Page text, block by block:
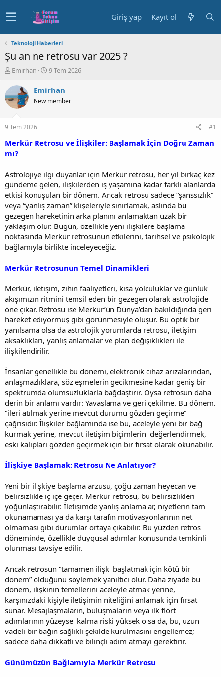
Giriş yap Kayıt ol
Teknoloji Haberleri
Şu an ne retrosu var 2025 ?
K
n
u
y
b
a
ş
a
a
n
Emirhan
B
ş
a
ç
i
h
i
9 Tem 2026
Emirhan
New member
9 Tem 2026 #1
Merkür Retrosu ve İlişkiler: Başlamak İçin Doğru Zaman
mı?
Astrolojiye ilgi duyanlar için Merkür retrosu, her yıl birkaç kez
gündeme gelen, ilişkilerden iş yaşamına kadar farklı alanlarda
etkisi konuşulan bir dönem. Ancak retrosu sadece “şanssızlık”
veya “yanlış zaman” klişeleriyle sınırlamak, aslında bu
gezegen hareketinin arka planını anlamaktan uzak bir
yaklaşım olur. Bugün, özellikle yeni ilişkilere başlama
noktasında Merkür retrosunun etkilerini, tarihsel ve psikolojik
bağlamıyla birlikte inceleyeceğiz.
Merkür Retrosunun Temel Dinamikleri
Merkür, iletişim, zihin faaliyetleri, kısa yolculuklar ve günlük
akışımızın ritmini temsil eden bir gezegen olarak astrolojide
öne çıkar. Retrosu ise Merkür’ün Dünya’dan bakıldığında geri
hareket ediyormuş gibi görünmesiyle oluşur. Bu optik bir
yanılsama olsa da astrolojik yorumlarda retrosu, iletişim
aksaklıkları, yanlış anlamalar ve plan değişiklikleri ile
ilişkilendirilir.
İnsanlar genellikle bu dönemi, elektronik cihaz arızalarından,
anlaşmazlıklara, sözleşmelerin gecikmesine kadar geniş bir
spektrumda olumsuzluklarla bağdaştırır. Oysa retrosun daha
derin bir anlamı vardır: Yavaşlama ve geri çekilme. Bu dönem,
“ileri atılmak yerine mevcut durumu gözden geçirme”
çağrısıdır. İlişkiler bağlamında ise bu, aceleyle yeni bir bağ
kurmak yerine, mevcut iletişim biçimlerini değerlendirmek,
eski kalıpları gözden geçirmek için bir fırsat olarak okunabilir.
İlişkiye Başlamak: Retrosu Ne Anlatıyor?
Yeni bir ilişkiye başlama arzusu, çoğu zaman heyecan ve
belirsizlikle iç içe geçer. Merkür retrosu, bu belirsizlikleri
yoğunlaştırabilir. İletişimde yanlış anlamalar, niyetlerin tam
okunamaması ya da karşı tarafın motivasyonlarının net
olmaması gibi durumlar ortaya çıkabilir. Bu yüzden retros
döneminde, özellikle duygusal adımlar konusunda temkinli
olunması tavsiye edilir.
Ancak retrosun “tamamen ilişki başlatmak için kötü bir
dönem” olduğunu söylemek yanıltıcı olur. Daha ziyade bu
dönem, ilişkinin temellerini aceleyle atmak yerine,
karşınızdaki kişiyle iletişimin niteliğini anlamak için fırsat
sunar. Mesajlaşmaların, buluşmaların veya ilk flört
adımlarının yüzeysel kalma riski yüksek olsa da, bu, uzun
vadeli bir bağın sağlıklı şekilde kurulmasını engellemez;
sadece daha dikkatli ve bilinçli adım atmayı gerektirir.
Günümüzün Bağlamıyla Merkür Retrosu